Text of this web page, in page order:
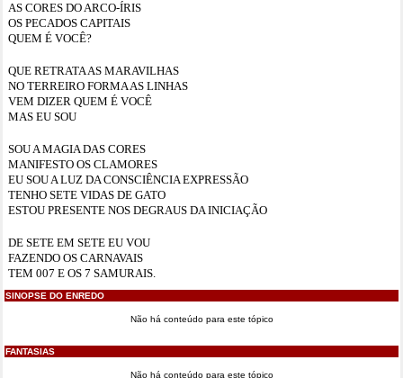
AS CORES DO ARCO-ÍRIS
OS PECADOS CAPITAIS
QUEM É VOCÊ?
QUE RETRATA AS MARAVILHAS
NO TERREIRO FORMA AS LINHAS
VEM DIZER QUEM É VOCÊ
MAS EU SOU
SOU A MAGIA DAS CORES
MANIFESTO OS CLAMORES
EU SOU A LUZ DA CONSCIÊNCIA EXPRESSÃO
TENHO SETE VIDAS DE GATO
ESTOU PRESENTE NOS DEGRAUS DA INICIAÇÃO
DE SETE EM SETE EU VOU
FAZENDO OS CARNAVAIS
TEM 007 E OS 7 SAMURAIS.
SINOPSE DO ENREDO
Não há conteúdo para este tópico
FANTASIAS
Não há conteúdo para este tópico